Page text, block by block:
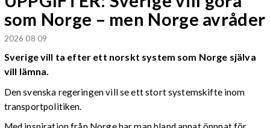
som Norge – men Norge avråder
2026 08 09
Sverige vill ta efter ett norskt system som Norge själva
vill lämna.
Den svenska regeringen vill se ett stort systemskifte inom
transportpolitiken.